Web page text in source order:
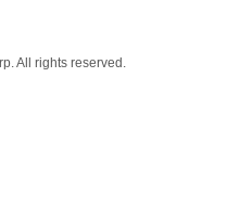
All rights reserved.